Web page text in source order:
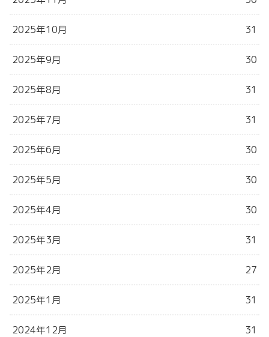
2025年10月 31
2025年9月 30
2025年8月 31
2025年7月 31
2025年6月 30
2025年5月 30
2025年4月 30
2025年3月 31
2025年2月 27
2025年1月 31
2024年12月 31